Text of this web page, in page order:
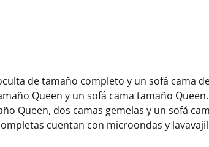
de tamaño completo y un sofá cama
Queen y un sofá cama tamaño
Queen, dos camas gemelas y un sofá
cuentan con microondas y